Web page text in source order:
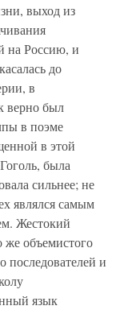
выход из
на Россию, и
до
в
верно был
в поэме
в этой
была
сильнее; не
являлся самым
Жестокий
же объемистого
последователей и
язык